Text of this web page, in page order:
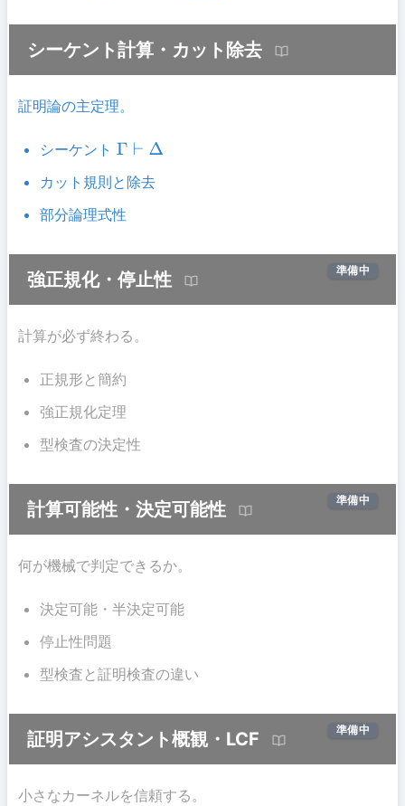
シーケント計算・カット除去
証明論の主定理。
シーケント Γ ⊢Δ
カット規則と除去
部分論理式性
強正規化・停止性
計算が必ず終わる。
正規形と簡約
強正規化定理
型検査の決定性
準備中
計算可能性・決定可能性
何が機械で判定できるか。
決定可能・半決定可能
停止性問題
型検査と証明検査の違い
準備中
証明アシスタント概観・LCF
小さなカーネルを信頼する。
準備中